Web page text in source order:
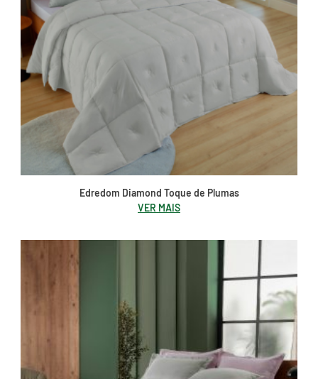
Edredom Diamond Toque de Plumas
VER MAIS